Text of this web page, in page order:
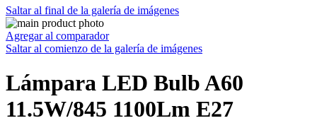
Saltar al final de la galería de imágenes
Agregar al comparador
Saltar al comienzo de la galería de imágenes
Lámpara LED Bulb A60
11.5W/845 1100Lm E27